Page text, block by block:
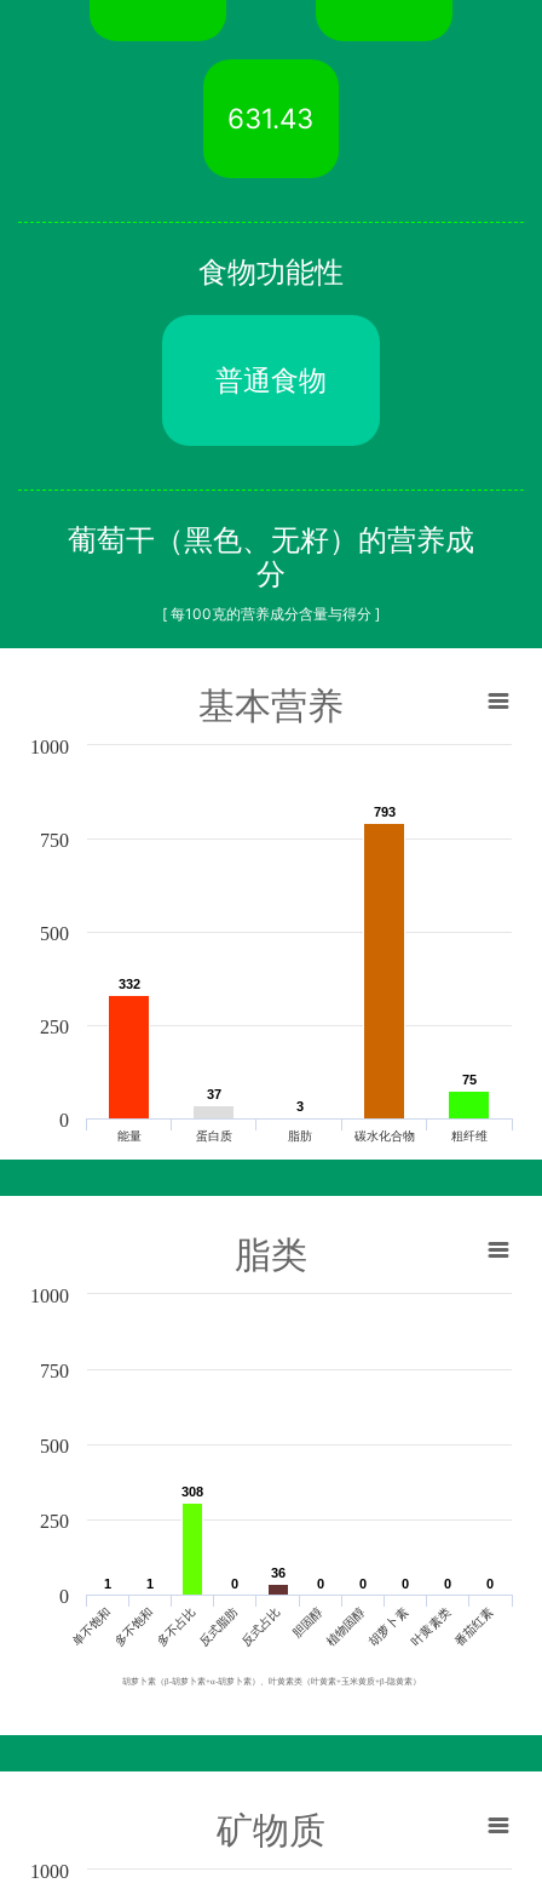
631.43
食物功能性
普通食物
葡萄干（黑色、无籽）的营养成
分
[ 每100克的营养成分含量与得分 ]
基本营养
332
332
37
37
3
3
793
793
75
75
能量 蛋白质 脂肪 碳水化合物 粗纤维
0
250
500
750
1000
脂类
胡萝卜素（β-胡萝卜素+α-胡萝卜素）、叶黄素类（叶黄素+玉米黄质+β-隐黄素）
1
1 1
1
308
308
0
0
36
36
0
0 0
0 0
0 0
0 0
0
单不饱和多不饱和多不占比反式脂肪反式占比 胆固醇植物固醇胡萝卜素叶黄素类番茄红素
0
250
500
750
1000
矿物质
1000